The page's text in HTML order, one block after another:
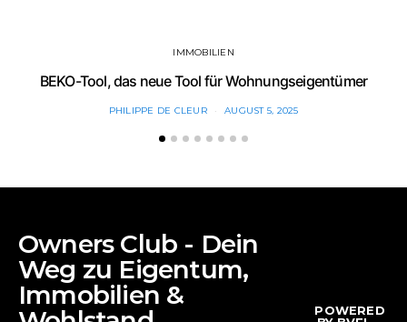
IMMOBILIEN
BEKO-Tool, das neue Tool für Wohnungseigentümer
PHILIPPE DE CLEUR AUGUST 5, 2025
Owners Club - Dein
Weg zu Eigentum,
Immobilien &
POWERED